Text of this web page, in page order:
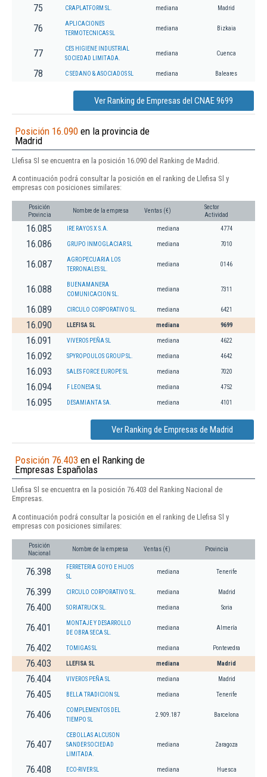
75 CRAPLATFORM SL. mediana Madrid
76
APLICACIONES
TERMOTECNICAS SL
mediana Bizkaia
77
CES HIGIENE INDUSTRIAL
SOCIEDAD LIMITADA.
mediana Cuenca
78 C SEDANO & ASOCIADOS SL mediana Baleares
Ver Ranking de Empresas del CNAE 9699
Posición 16.090 en la provincia de
Madrid
Llefisa Sl se encuentra en la posición 16.090 del Ranking de Madrid.
A continuación podrá consultar la posición en el ranking de Llefisa Sl y
empresas con posiciones similares:
Posición
Provincia
Nombre de la empresa Ventas (€)
Sector
Actividad
16.085 IRE RAYOS X S.A. mediana 4774
16.086 GRUPO INMOGLACIAR SL mediana 7010
16.087
AGROPECUARIA LOS
TERRONALES SL.
mediana 0146
16.088
BUENAMANERA
COMUNICACION SL.
mediana 7311
16.089 CIRCULO CORPORATIVO SL. mediana 6421
16.090 LLEFISA SL mediana 9699
16.091 VIVEROS PEÑA SL mediana 4622
16.092 SPYROPOULOS GROUP SL. mediana 4642
16.093 SALES FORCE EUROPE SL mediana 7020
16.094 F LEONESA SL mediana 4752
16.095 DESAMIANTA SA. mediana 4101
Ver Ranking de Empresas de Madrid
Posición 76.403 en el Ranking de
Empresas Españolas
Llefisa Sl se encuentra en la posición 76.403 del Ranking Nacional de
Empresas.
A continuación podrá consultar la posición en el ranking de Llefisa Sl y
empresas con posiciones similares:
Posición
Nacional
Nombre de la empresa Ventas (€) Provincia
76.398
FERRETERIA GOYO E HIJOS
SL
mediana Tenerife
76.399 CIRCULO CORPORATIVO SL. mediana Madrid
76.400 SORIATRUCK SL. mediana Soria
76.401
MONTAJE Y DESARROLLO
DE OBRA SECA SL.
mediana Almería
76.402 TOMIGAS SL mediana Pontevedra
76.403 LLEFISA SL mediana Madrid
76.404 VIVEROS PEÑA SL mediana Madrid
76.405 BELLA TRADICION SL mediana Tenerife
76.406
COMPLEMENTOS DEL
TIEMPO SL
2.909.187 Barcelona
76.407
CEBOLLAS ALCUSON
SANDER SOCIEDAD
LIMITADA.
mediana Zaragoza
76.408 ECO-RIVER SL mediana Huesca